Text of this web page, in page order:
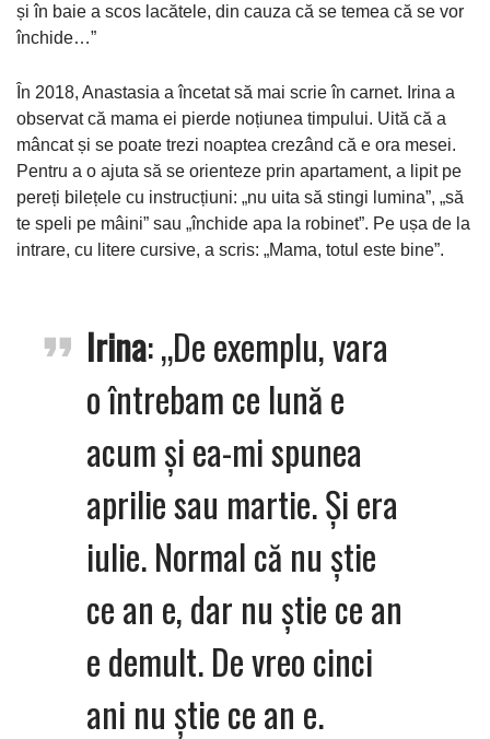
și în baie a scos lacătele, din cauza că se temea că se vor
închide…”
În 2018, Anastasia a încetat să mai scrie în carnet. Irina a
observat că mama ei pierde noțiunea timpului. Uită că a
mâncat și se poate trezi noaptea crezând că e ora mesei.
Pentru a o ajuta să se orienteze prin apartament, a lipit pe
pereți bilețele cu instrucțiuni: „nu uita să stingi lumina”, „să
te speli pe mâini” sau „închide apa la robinet”. Pe ușa de la
intrare, cu litere cursive, a scris: „Mama, totul este bine”.
Irina: „De exemplu, vara
o întrebam ce lună e
acum și ea-mi spunea
aprilie sau martie. Și era
iulie. Normal că nu știe
ce an e, dar nu știe ce an
e demult. De vreo cinci
ani nu știe ce an e.